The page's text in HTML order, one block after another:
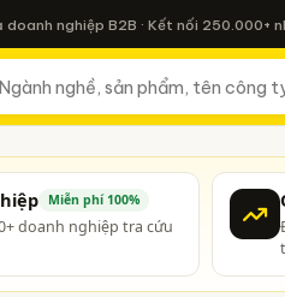
doanh nghiệp B2B · Kết nối 250.000+
Miễn phí 100%
doanh nghiệp tra cứu